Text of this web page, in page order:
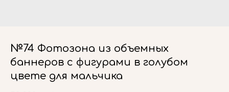
№74 Фотозона из объемных
баннеров с фигурами в голубом
цвете для мальчика